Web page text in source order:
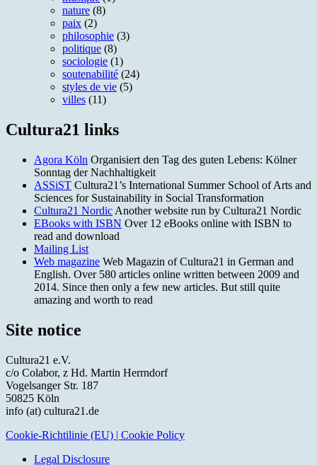
nature (8)
paix (2)
philosophie (3)
politique (8)
sociologie (1)
soutenabilité (24)
styles de vie (5)
villes (11)
Cultura21 links
Agora Köln Organisiert den Tag des guten Lebens: Kölner
Sonntag der Nachhaltigkeit
ASSiST Cultura21’s International Summer School of Arts and
Sciences for Sustainability in Social Transformation
Cultura21 Nordic Another website run by Cultura21 Nordic
EBooks with ISBN Over 12 eBooks online with ISBN to
read and download
Mailing List
Web magazine Web Magazin of Cultura21 in German and
English. Over 580 articles online written between 2009 and
2014. Since then only a few new articles. But still quite
amazing and worth to read
Site notice
Cultura21 e.V.
c/o Colabor, z Hd. Martin Herrndorf
Vogelsanger Str. 187
50825 Köln
info (at) cultura21.de
Cookie-Richtilinie (EU) | Cookie Policy
Legal Disclosure